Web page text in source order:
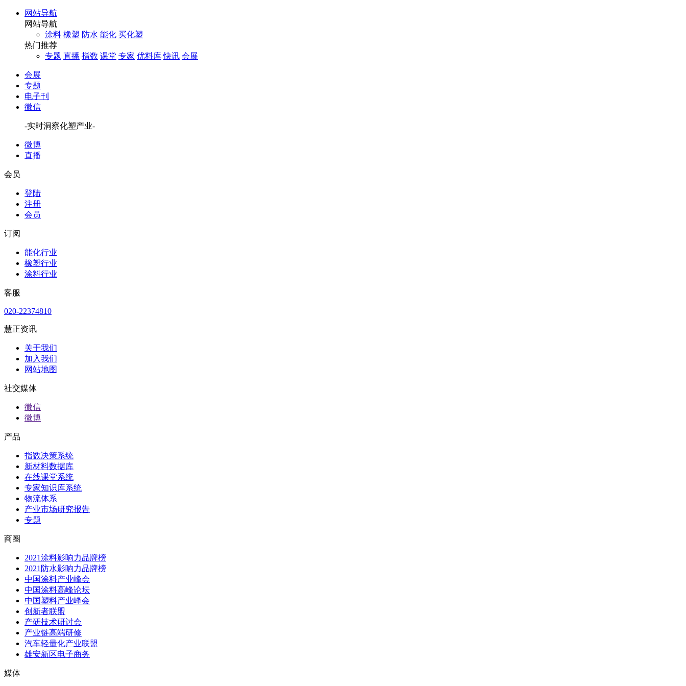
网站导航
网站导航
涂料 橡塑 防水 能化 买化塑
热门推荐
专题 直播 指数 课堂 专家 优料库 快讯 会展
会展
专题
电子刊
微信
-实时洞察化塑产业-
微博
直播
会员
登陆
注册
会员
订阅
能化行业
橡塑行业
涂料行业
客服
020-22374810
慧正资讯
关于我们
加入我们
网站地图
社交媒体
微信
微博
产品
指数决策系统
新材料数据库
在线课堂系统
专家知识库系统
物流体系
产业市场研究报告
专题
商圈
2021涂料影响力品牌榜
2021防水影响力品牌榜
中国涂料产业峰会
中国涂料高峰论坛
中国塑料产业峰会
创新者联盟
产研技术研讨会
产业链高端研修
汽车轻量化产业联盟
雄安新区电子商务
媒体